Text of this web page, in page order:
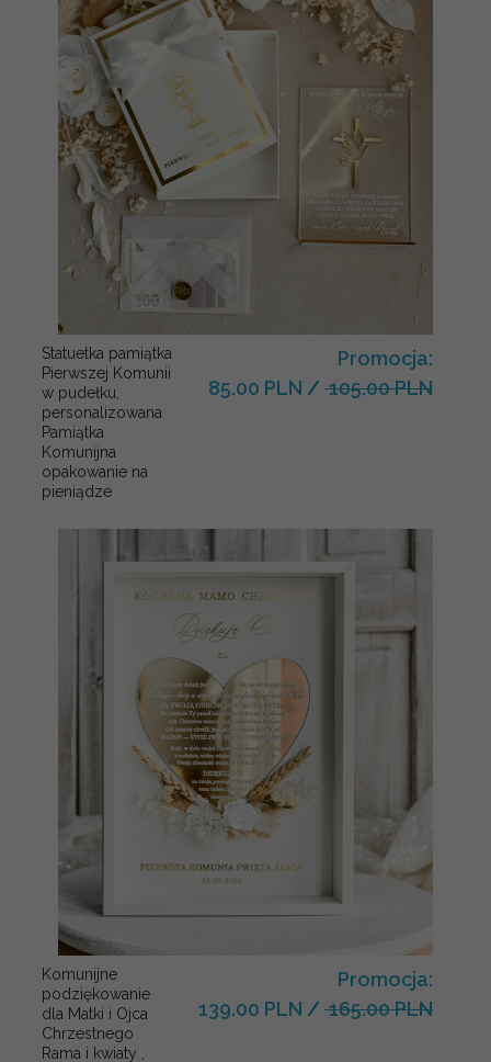
Statuetka pamiątka
Pierwszej Komunii
w pudełku,
personalizowana
Pamiątka
Komunijna
opakowanie na
pieniądze
Promocja:
85.00 PLN / 105.00 PLN
Komunijne
podziękowanie
dla Matki i Ojca
Chrzestnego
Rama i kwiaty ,
Promocja:
139.00 PLN / 165.00 PLN